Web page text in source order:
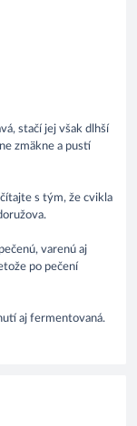
stačí jej však dlhší
zmäkne a pustí
s tým, že cvikla
varenú aj
po pečení
aj fermentovaná.